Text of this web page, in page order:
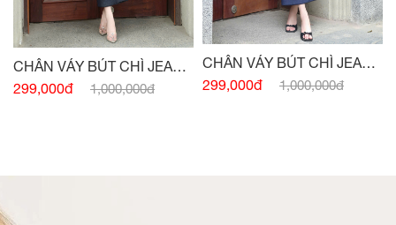
CHÂN VÁY BÚT CHÌ JEAN
ĐEN TÀ LẬT ĐÍNH CHARM
299,000đ 1,000,000đ
CHÂN VÁY BÚT CHÌ JEAN
LỤA XANH TÀ LẬT
299,000đ 1,000,000đ